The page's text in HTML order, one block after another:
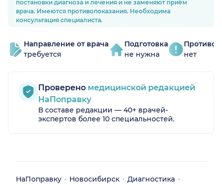
постановки диагноза и лечения и не заменяют приём
врача. Имеются противопоказания. Необходима
консультация специалиста.
Направление от врача
требуется
Подготовка
не нужна
нет
Проверено медицинской редакцией
НаПоправку
В составе редакции — 40+ врачей-
экспертов более 10 специальностей.
НаПоправку Новосибирск
Диагностика